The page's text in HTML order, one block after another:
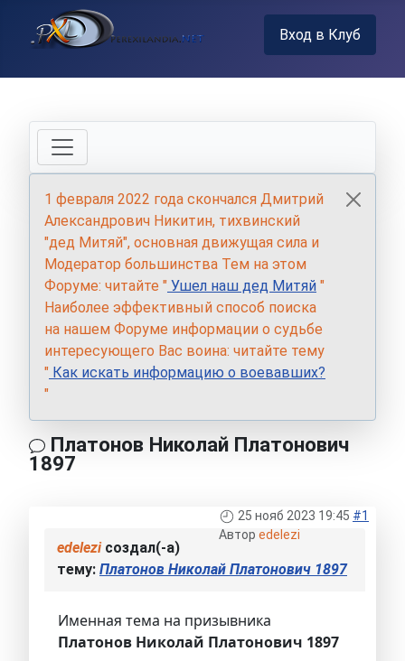
Вход в Клуб
1 февраля 2022 года скончался Дмитрий
Александрович Никитин, тихвинский
"дед Митяй", основная движущая сила и
Модератор большинства Тем на этом
Форуме: читайте " Ушел наш дед Митяй "
Наиболее эффективный способ поиска
на нашем Форуме информации о судьбе
интересующего Вас воина: читайте тему
" Как искать информацию о воевавших?
"
Платонов Николай Платонович
1897
25 нояб 2023 19:45 #1
Автор edelezi
edeleziсоздал(-а)
тему: Платонов Николай Платонович 1897
Именная тема на призывника
Платонов Николай Платонович 1897